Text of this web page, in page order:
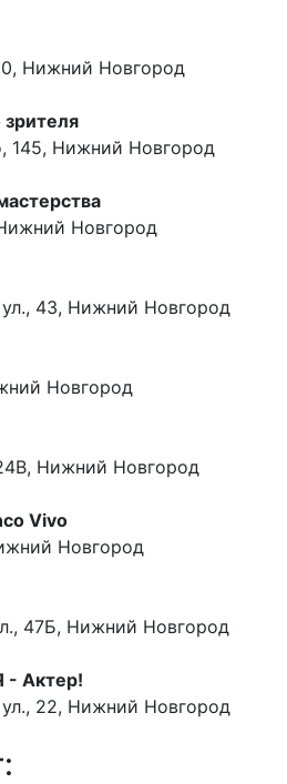
Нижний Новгород
145, Нижний Новгород
Новгород
43, Нижний Новгород
Новгород
Нижний Новгород
Vivo
Новгород
47Б, Нижний Новгород
- Актер!
22, Нижний Новгород